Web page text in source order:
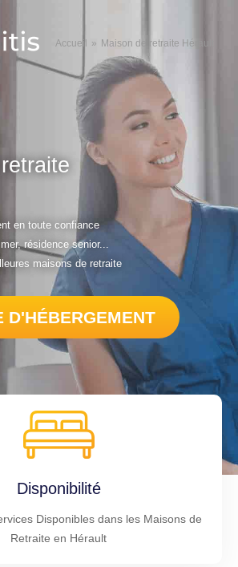
Accueil Maison de retraite Hérault
en toute confiance
résidence senior...
maisons de retraite
D'HÉBERGEMENT
Disponibilité
Disponibles dans les Maisons de
Retraite en Hérault